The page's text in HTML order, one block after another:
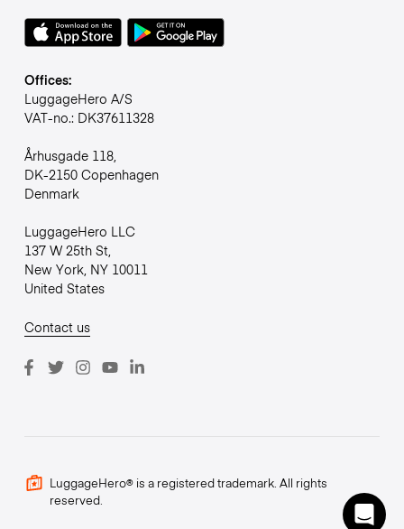
Offices:
LuggageHero A/S
VAT-no.: DK37611328
Århusgade 118,
DK-2150 Copenhagen
Denmark
LuggageHero LLC
137 W 25th St,
New York, NY 10011
United States
Contact us
LuggageHero® is a registered trademark. All rights
reserved.